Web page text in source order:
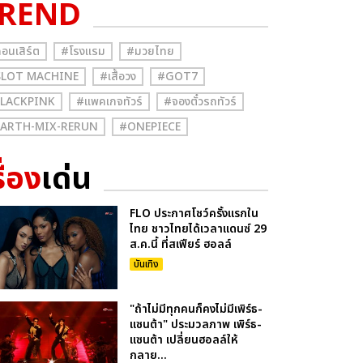
นเสิร์ต #โรงแรม
#มวยไทย
MACHINE
#เสื้อวง
#GOT7
#แพคเกจทัวร์
#จองตั๋วรถทัวร์
MIX-RERUN
#ONEPIECE
องเด่น
FLO ประกาศโชว์ครั้งแรกใน
ไทย ชาวไทยได้เวลาแดนซ์ 29
ส.ค.นี้ ที่สเฟียร์ ฮอลล์
บันเทิง
"ถ้าไม่มีทุกคนก็คงไม่มีเพิร์ธ-
แซนต้า" ประมวลภาพ เพิร์ธ-
แซนต้า เปลี่ยนฮอลล์ให้
กลาย...